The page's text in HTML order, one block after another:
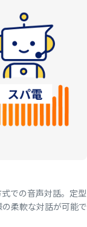
での音声対話。定型
柔軟な対話が可能で